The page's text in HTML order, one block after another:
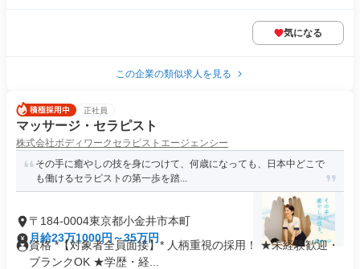
気になる
この企業の類似求人を見る
正社員
マッサージ・セラピスト
株式会社ボディワークセラピストエージェンシー
その手に癒やしの技を身につけて、何歳になっても、日本中どこで
も働けるセラピストの第一歩を踏...
〒184-0004東京都小金井市本町
月給23万1000円～35万円
資格 *【対象者全員面接】* 人柄重視の採用！ ★未経験歓迎・
ブランクOK ★学歴・経...